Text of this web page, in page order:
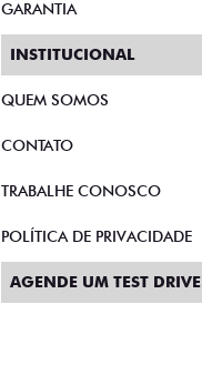
GARANTIA
INSTITUCIONAL
QUEM SOMOS
CONTATO
TRABALHE CONOSCO
POLÍTICA DE PRIVACIDADE
AGENDE UM TEST DRIVE